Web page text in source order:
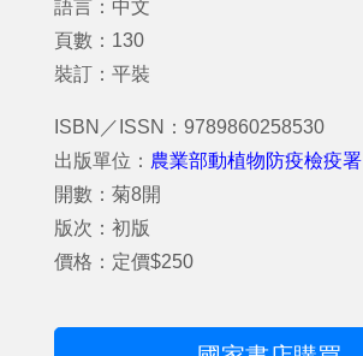
語言：中文
頁數：130
裝訂：平裝
ISBN／ISSN：9789860258530
出版單位： 農業部動植物防疫檢疫署
開數：菊8開
版次：初版
價格：定價$250